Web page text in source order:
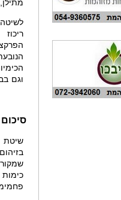
לשיטה
ריכוז
וגם
סיכום
שיטת